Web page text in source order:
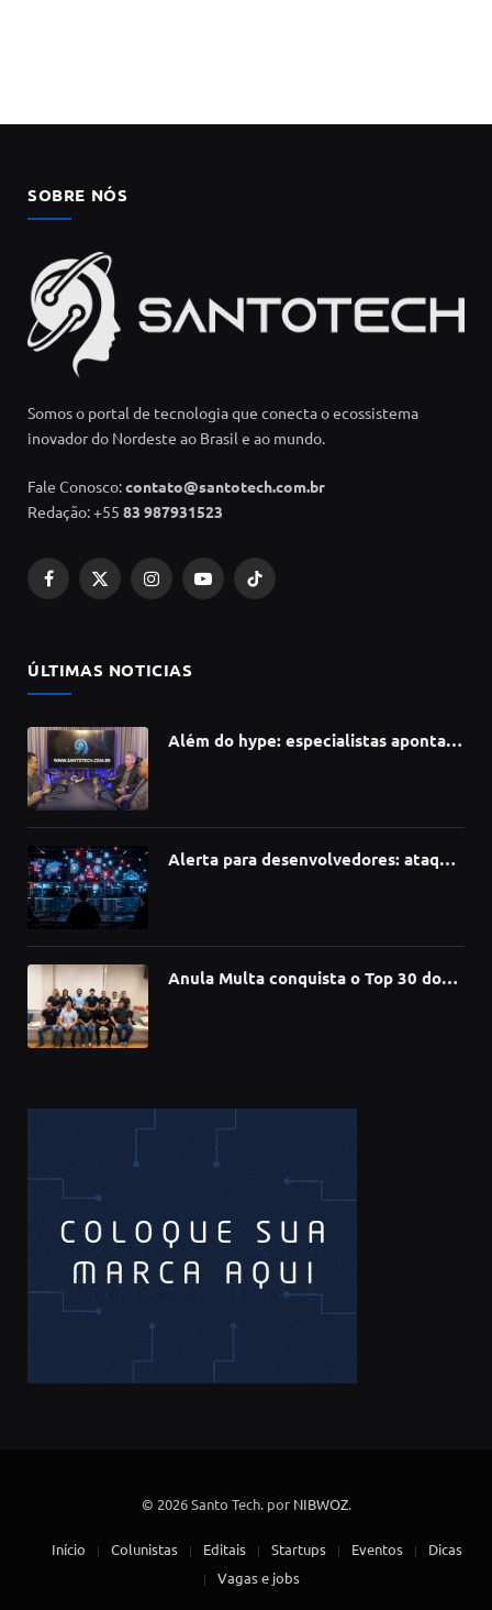
SOBRE NÓS
Somos o portal de tecnologia que conecta o ecossistema
inovador do Nordeste ao Brasil e ao mundo.
Fale Conosco:contato@santotech.com.br
Redação: +55 83 987931523
Facebook
X
InstagramYouTubeTikTok
ÚLTIMAS NOTICIAS
Além do hype: especialistas apontam
Alerta para desenvolvedores: ataque
Anula Multa conquista o Top 30 do
© 2026 Santo Tech. por NIBWOZ.
Início Colunistas Editais Startups Eventos
Dicas
Vagas e jobs